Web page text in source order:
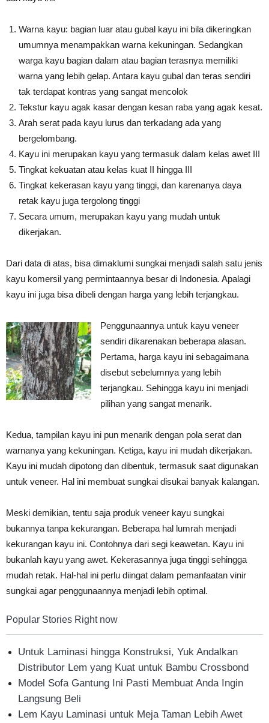
Warna kayu: bagian luar atau gubal kayu ini bila dikeringkan
umumnya menampakkan warna kekuningan. Sedangkan
warga kayu bagian dalam atau bagian terasnya memiliki
warna yang lebih gelap. Antara kayu gubal dan teras sendiri
tak terdapat kontras yang sangat mencolok
Tekstur kayu agak kasar dengan kesan raba yang agak kesat.
Arah serat pada kayu lurus dan terkadang ada yang
bergelombang.
Kayu ini merupakan kayu yang termasuk dalam kelas awet III
Tingkat kekuatan atau kelas kuat II hingga III
Tingkat kekerasan kayu yang tinggi, dan karenanya daya
retak kayu juga tergolong tinggi
Secara umum, merupakan kayu yang mudah untuk
dikerjakan.
Dari data di atas, bisa dimaklumi sungkai menjadi salah satu jenis
kayu komersil yang permintaannya besar di Indonesia. Apalagi
kayu ini juga bisa dibeli dengan harga yang lebih terjangkau.
Penggunaannya untuk kayu veneer
sendiri dikarenakan beberapa alasan.
Pertama, harga kayu ini sebagaimana
disebut sebelumnya yang lebih
terjangkau. Sehingga kayu ini menjadi
pilihan yang sangat menarik.
Kedua, tampilan kayu ini pun menarik dengan pola serat dan
warnanya yang kekuningan. Ketiga, kayu ini mudah dikerjakan.
Kayu ini mudah dipotong dan dibentuk, termasuk saat digunakan
untuk veneer. Hal ini membuat sungkai disukai banyak kalangan.
Meski demikian, tentu saja produk veneer kayu sungkai
bukannya tanpa kekurangan. Beberapa hal lumrah menjadi
kekurangan kayu ini. Contohnya dari segi keawetan. Kayu ini
bukanlah kayu yang awet. Kekerasannya juga tinggi sehingga
mudah retak. Hal-hal ini perlu diingat dalam pemanfaatan vinir
sungkai agar penggunaannya menjadi lebih optimal.
Popular Stories Right now
Untuk Laminasi hingga Konstruksi, Yuk Andalkan
Distributor Lem yang Kuat untuk Bambu Crossbond
Model Sofa Gantung Ini Pasti Membuat Anda Ingin
Langsung Beli
Lem Kayu Laminasi untuk Meja Taman Lebih Awet